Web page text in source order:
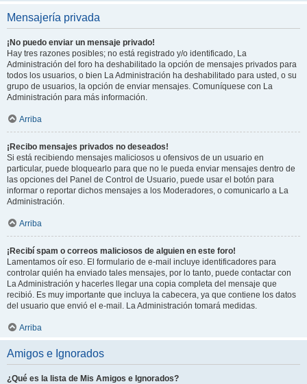
Mensajería privada
¡No puedo enviar un mensaje privado!
Hay tres razones posibles; no está registrado y/o identificado, La
Administración del foro ha deshabilitado la opción de mensajes privados para
todos los usuarios, o bien La Administración ha deshabilitado para usted, o su
grupo de usuarios, la opción de enviar mensajes. Comuníquese con La
Administración para más información.
Arriba
¡Recibo mensajes privados no deseados!
Si está recibiendo mensajes maliciosos u ofensivos de un usuario en
particular, puede bloquearlo para que no le pueda enviar mensajes dentro de
las opciones del Panel de Control de Usuario, puede usar el botón para
informar o reportar dichos mensajes a los Moderadores, o comunicarlo a La
Administración.
Arriba
¡Recibí spam o correos maliciosos de alguien en este foro!
Lamentamos oír eso. El formulario de e-mail incluye identificadores para
controlar quién ha enviado tales mensajes, por lo tanto, puede contactar con
La Administración y hacerles llegar una copia completa del mensaje que
recibió. Es muy importante que incluya la cabecera, ya que contiene los datos
del usuario que envió el e-mail. La Administración tomará medidas.
Arriba
Amigos e Ignorados
¿Qué es la lista de Mis Amigos e Ignorados?